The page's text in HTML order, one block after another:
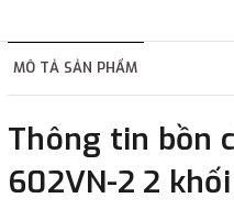
2. Thanh toán trực tiếp
- Showroom Thanh
phường Cát Linh, quận Đống
MÔ TẢ SẢN PHẨM
Thông tin bồn
602VN-2 2 khối